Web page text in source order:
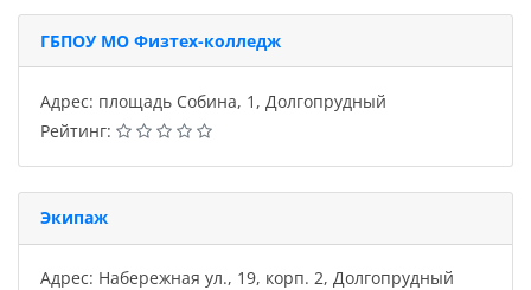
ГБПОУ МО Физтех-колледж
Адрес: площадь Собина, 1, Долгопрудный
Рейтинг:
Экипаж
Адрес: Набережная ул., 19, корп. 2, Долгопрудный